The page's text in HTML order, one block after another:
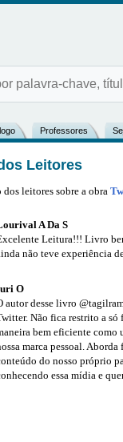
Professores
Leitores
leitores sobre a obra
A Da S
Leitura!!! Livro
não teve experiência
O
autor desse livro
Não fica restrito a só
bem eficiente como
marca pessoal.
do nosso próprio
essa mídia e